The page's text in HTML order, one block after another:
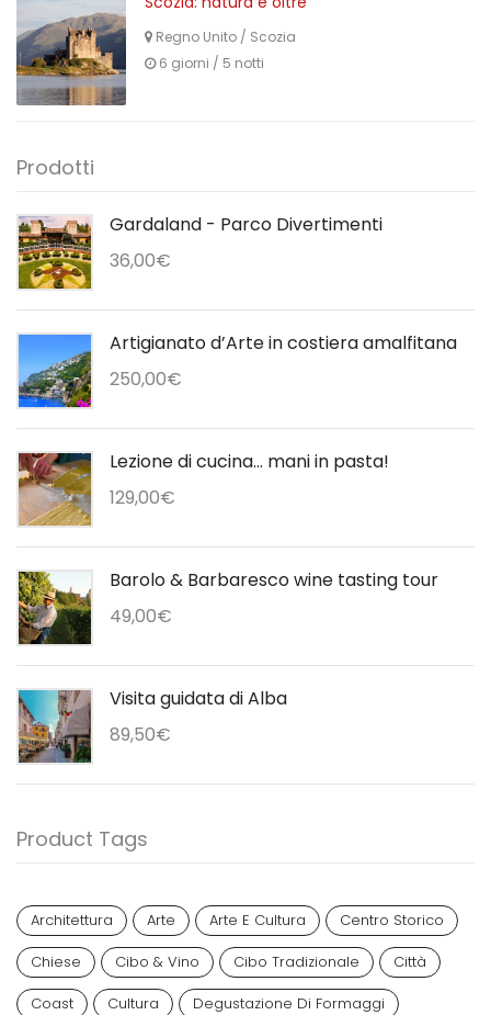
Regno Unito / Scozia
6 giorni / 5 notti
Prodotti
Gardaland - Parco Divertimenti
36,00€
Artigianato d’Arte in costiera amalfitana
250,00€
Lezione di cucina... mani in pasta!
129,00€
Barolo & Barbaresco wine tasting tour
49,00€
Visita guidata di Alba
89,50€
Product Tags
Architettura Arte Arte E Cultura
Centro Storico
Chiese
Cibo & Vino Cibo Tradizionale
Città
Coast
Cultura
Degustazione Di Formaggi